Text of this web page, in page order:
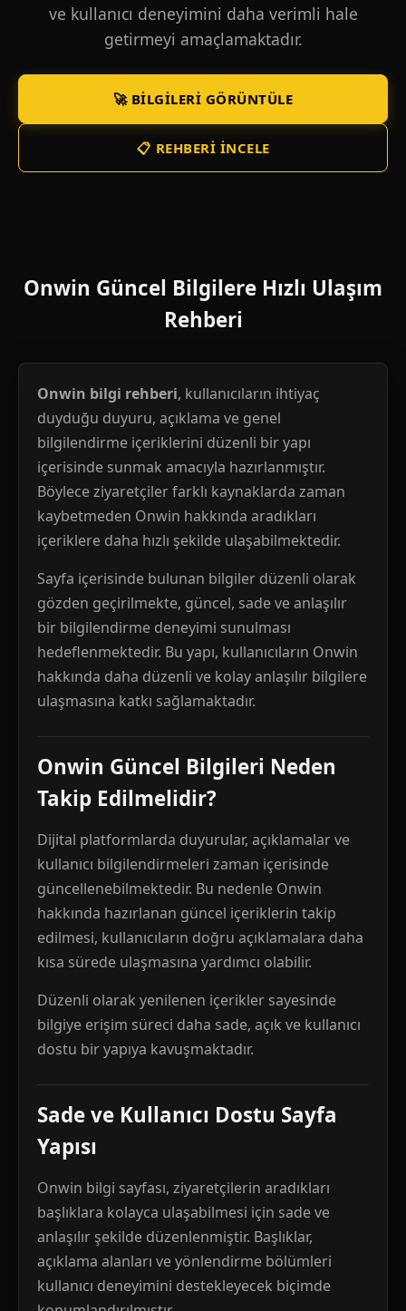
ve kullanıcı deneyimini daha verimli hale
getirmeyi amaçlamaktadır.
🚀 BILGILERI GÖRÜNTÜLE
📋 REHBERI İNCELE
Onwin Güncel Bilgilere Hızlı Ulaşım
Rehberi
Onwin bilgi rehberi, kullanıcıların ihtiyaç
duyduğu duyuru, açıklama ve genel
bilgilendirme içeriklerini düzenli bir yapı
içerisinde sunmak amacıyla hazırlanmıştır.
Böylece ziyaretçiler farklı kaynaklarda zaman
kaybetmeden Onwin hakkında aradıkları
içeriklere daha hızlı şekilde ulaşabilmektedir.
Sayfa içerisinde bulunan bilgiler düzenli olarak
gözden geçirilmekte, güncel, sade ve anlaşılır
bir bilgilendirme deneyimi sunulması
hedeflenmektedir. Bu yapı, kullanıcıların Onwin
hakkında daha düzenli ve kolay anlaşılır bilgilere
ulaşmasına katkı sağlamaktadır.
Onwin Güncel Bilgileri Neden
Takip Edilmelidir?
Dijital platformlarda duyurular, açıklamalar ve
kullanıcı bilgilendirmeleri zaman içerisinde
güncellenebilmektedir. Bu nedenle Onwin
hakkında hazırlanan güncel içeriklerin takip
edilmesi, kullanıcıların doğru açıklamalara daha
kısa sürede ulaşmasına yardımcı olabilir.
Düzenli olarak yenilenen içerikler sayesinde
bilgiye erişim süreci daha sade, açık ve kullanıcı
dostu bir yapıya kavuşmaktadır.
Sade ve Kullanıcı Dostu Sayfa
Yapısı
Onwin bilgi sayfası, ziyaretçilerin aradıkları
başlıklara kolayca ulaşabilmesi için sade ve
anlaşılır şekilde düzenlenmiştir. Başlıklar,
açıklama alanları ve yönlendirme bölümleri
kullanıcı deneyimini destekleyecek biçimde